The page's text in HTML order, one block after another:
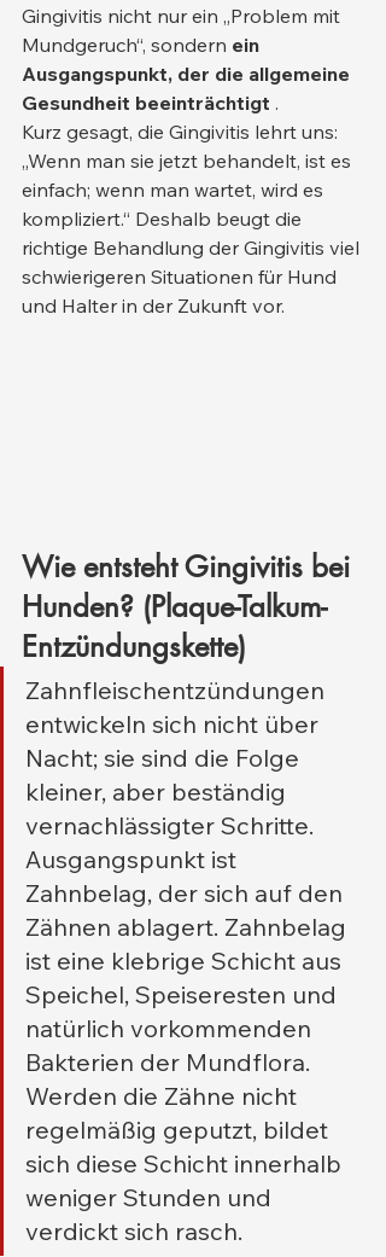
Gingivitis nicht nur ein „Problem mit
Mundgeruch“, sondern ein
Ausgangspunkt, der die allgemeine
Gesundheit beeinträchtigt .
Kurz gesagt, die Gingivitis lehrt uns:
„Wenn man sie jetzt behandelt, ist es
einfach; wenn man wartet, wird es
kompliziert.“ Deshalb beugt die
richtige Behandlung der Gingivitis viel
schwierigeren Situationen für Hund
und Halter in der Zukunft vor.
Wie entsteht Gingivitis bei
Hunden? (Plaque-Talkum-
Entzündungskette)
Zahnfleischentzündungen
entwickeln sich nicht über
Nacht; sie sind die Folge
kleiner, aber beständig
vernachlässigter Schritte.
Ausgangspunkt ist
Zahnbelag, der sich auf den
Zähnen ablagert. Zahnbelag
ist eine klebrige Schicht aus
Speichel, Speiseresten und
natürlich vorkommenden
Bakterien der Mundflora.
Werden die Zähne nicht
regelmäßig geputzt, bildet
sich diese Schicht innerhalb
weniger Stunden und
verdickt sich rasch.